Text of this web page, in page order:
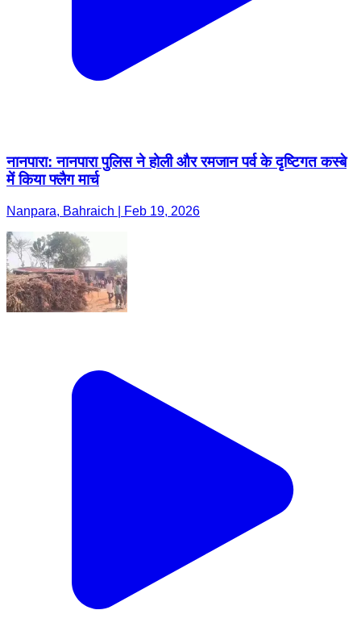
नानपारा: नानपारा पुलिस ने होली और रमजान पर्व के दृष्टिगत कस्बे
में किया फ्लैग मार्च
Nanpara, Bahraich | Feb 19, 2026